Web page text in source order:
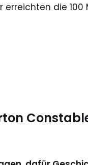
erreichten die 100